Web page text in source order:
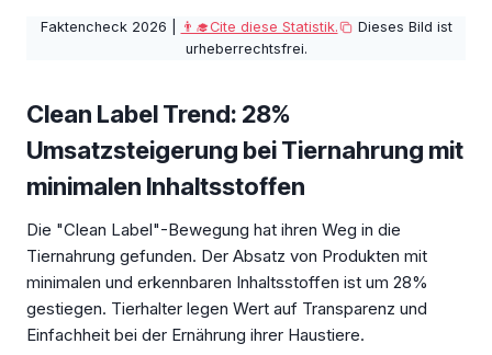
Faktencheck 2026 | 👨‍🎓Cite diese Statistik.
Dieses Bild ist
urheberrechtsfrei.
Clean Label Trend: 28%
Umsatzsteigerung bei Tiernahrung mit
minimalen Inhaltsstoffen
Die "Clean Label"-Bewegung hat ihren Weg in die
Tiernahrung gefunden. Der Absatz von Produkten mit
minimalen und erkennbaren Inhaltsstoffen ist um 28%
gestiegen. Tierhalter legen Wert auf Transparenz und
Einfachheit bei der Ernährung ihrer Haustiere.